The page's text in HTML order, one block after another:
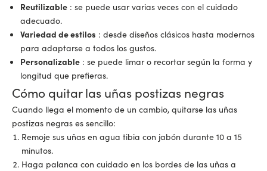
Reutilizable : se puede usar varias veces con el cuidado
adecuado.
Variedad de estilos : desde diseños clásicos hasta modernos
para adaptarse a todos los gustos.
Personalizable : se puede limar o recortar según la forma y
longitud que prefieras.
Cómo quitar las uñas postizas negras
Cuando llega el momento de un cambio, quitarse las uñas
postizas negras es sencillo:
Remoje sus uñas en agua tibia con jabón durante 10 a 15
minutos.
Haga palanca con cuidado en los bordes de las uñas a